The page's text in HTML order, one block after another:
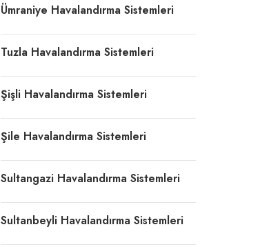
Ümraniye Havalandırma Sistemleri
Tuzla Havalandırma Sistemleri
Şişli Havalandırma Sistemleri
Şile Havalandırma Sistemleri
Sultangazi Havalandırma Sistemleri
Sultanbeyli Havalandırma Sistemleri